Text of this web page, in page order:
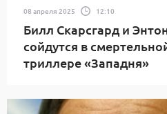
08 апреля 2025 12:10
Билл Скарсгард и
сойдутся в
триллере «Западня»